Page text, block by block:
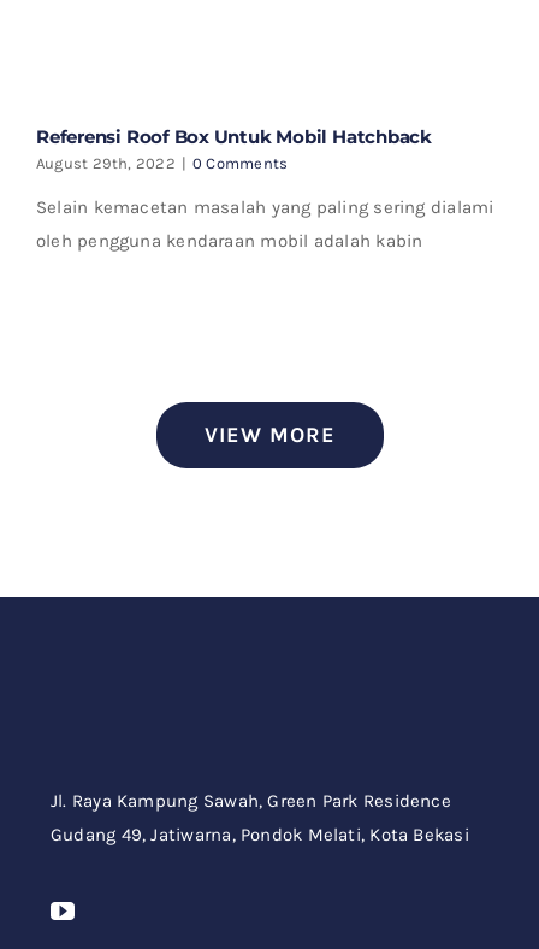
Referensi Roof Box Untuk Mobil Hatchback
August 29th, 2022 | 0 Comments
Selain kemacetan masalah yang paling sering dialami
oleh pengguna kendaraan mobil adalah kabin
VIEW MORE
Jl. Raya Kampung Sawah,Green Park Residence
Gudang 49,Jatiwarna, Pondok Melati, Kota Bekasi